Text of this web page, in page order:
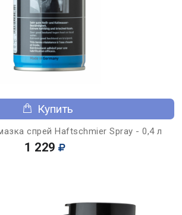
Купить
спрей Haftschmier Spray - 0,4 л
1 229